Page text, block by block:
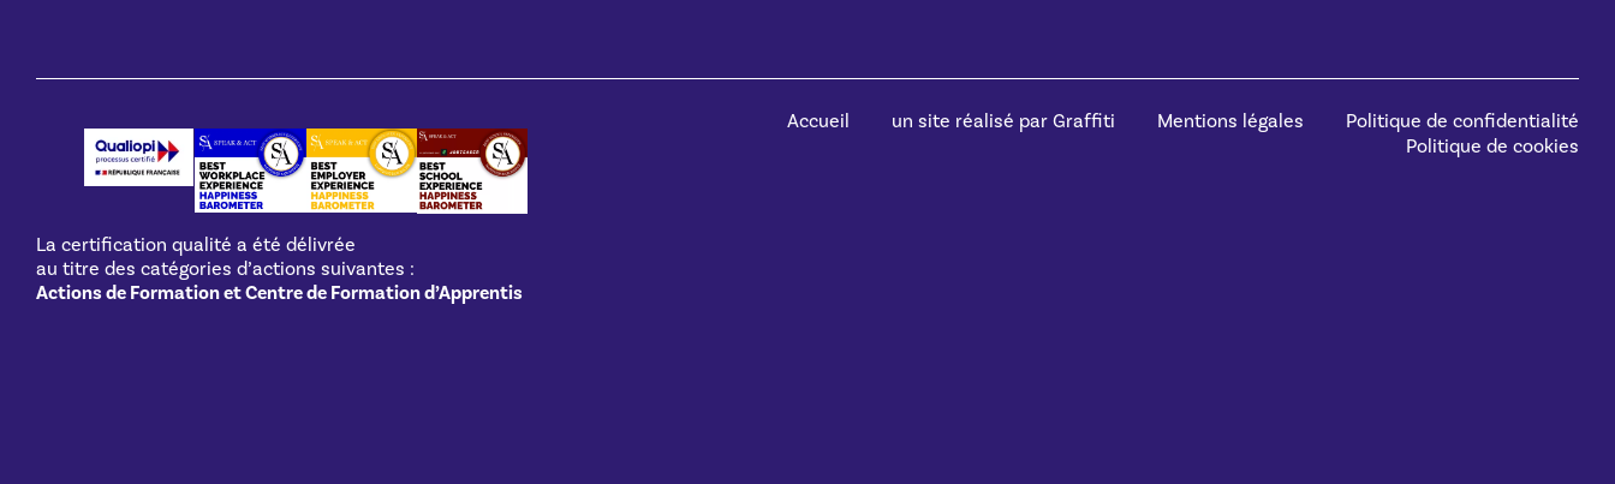
La certification qualité a été délivrée
au titre des catégories d’actions suivantes :
Actions de Formation et Centre de Formation d’Apprentis
Accueil un site réalisé par Graffiti Mentions légales
Politique de confidentialité
Politique de cookies